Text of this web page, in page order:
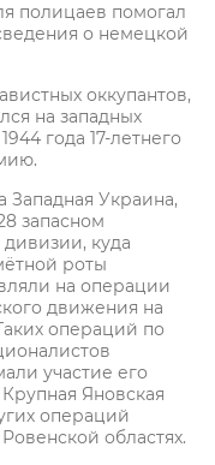
полицаев помогал
о немецкой
оккупантов,
на западных
года 17-летнего
Украина,
запасном
куда
роты
на операции
движения на
операций по
участие его
Яновская
операций
областях.